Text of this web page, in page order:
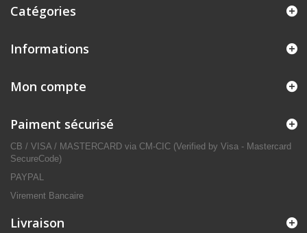
Catégories
Informations
Mon compte
Paiment sécurisé
CB / VISA / MASTERCARD via CM-CIC (Verified by Visa - Mastercard
SecureCode)
PAYPAL
Virement Bancaire
Livraison